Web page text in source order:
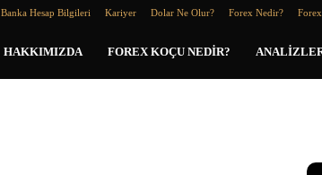
Banka Hesap Bilgileri Kariyer Dolar Ne Olur? Forex Nedir?
HAKKIMIZDA FOREX KOÇU NEDIR?